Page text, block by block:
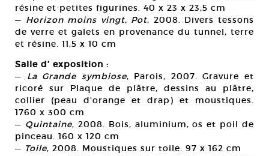
résine et petites figurines. 40 x 23 x 23,5 cm
— Horizon moins vingt, Pot, 2008. Divers tessons
de verre et galets en provenance du tunnel, terre
et résine. 11,5 x 10 cm
Salle d’ exposition :
— La Grande symbiose, Parois, 2007. Gravure et
ricoré sur Plaque de plâtre, dessins au plâtre,
collier (peau d’orange et drap) et moustiques.
1760 x 300 cm
— Quintaine, 2008. Bois, aluminium, os et poil de
pinceau. 160 x 120 cm
— Toile, 2008. Moustiques sur toile. 97 x 162 cm